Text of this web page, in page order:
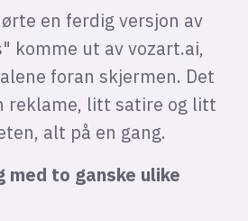
en ferdig versjon av
komme ut av vozart.ai,
foran skjermen. Det
reklame, litt satire og litt
alt på en gang.
to ganske ulike